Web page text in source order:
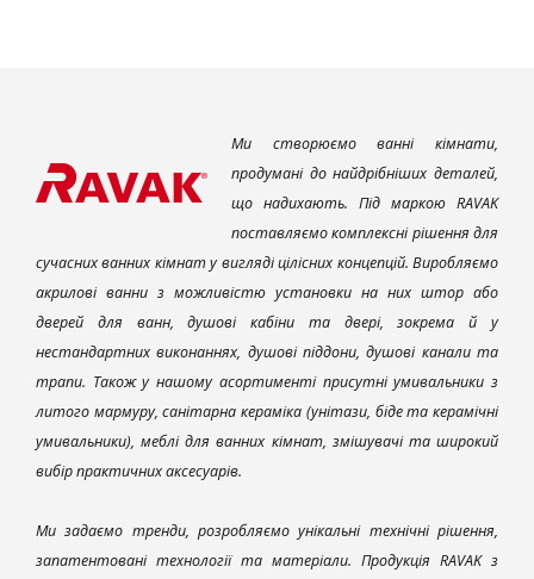
Ми створюємо ванні кімнати,
продумані до найдрібніших деталей,
що надихають. Під маркою RAVAK
поставляємо комплексні рішення для
сучасних ванних кімнат у вигляді цілісних концепцій. Виробляємо
акрилові ванни з можливістю установки на них штор або
дверей для ванн, душові кабіни та двері, зокрема й у
нестандартних виконаннях, душові піддони, душові канали та
трапи. Також у нашому асортименті присутні умивальники з
литого мармуру, санітарна кераміка (унітази, біде та керамічні
умивальники), меблі для ванних кімнат, змішувачі та широкий
вибір практичних аксесуарів.
Ми задаємо тренди, розробляємо унікальні технічні рішення,
запатентовані технології та матеріали. Продукція RAVAK з